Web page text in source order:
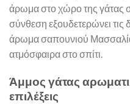
άρωμα στο χώρο της γάτας
σύνθεση εξουδετερώνει
άρωμα σαπουνιού
ατμόσφαιρα στο σπίτι.
Άμμος γάτας
επιλέξεις